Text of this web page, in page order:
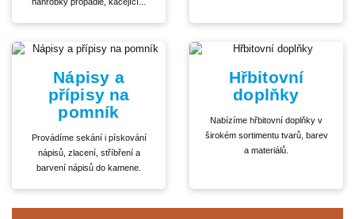
Nápisy a
přípisy na
pomník
Provádíme sekání i pískování
nápisů, zlacení, stříbření a
barvení nápisů do kamene.
Hřbitovní
doplňky
Nabízíme hřbitovní doplňky v
širokém sortimentu tvarů, barev
a materiálů.